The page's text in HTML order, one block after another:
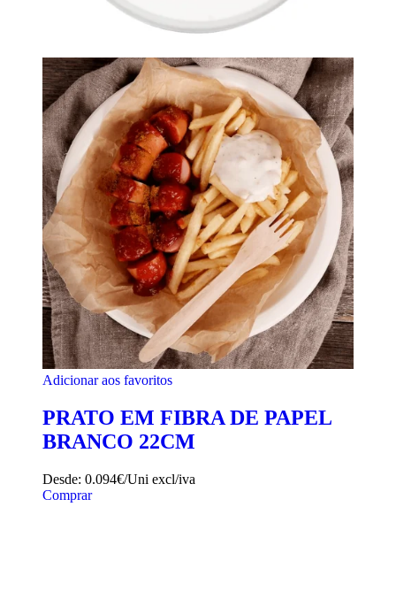
Adicionar aos favoritos
PRATO EM FIBRA DE PAPEL
BRANCO 22CM
Desde: 0.094€/Uni excl/iva
Comprar